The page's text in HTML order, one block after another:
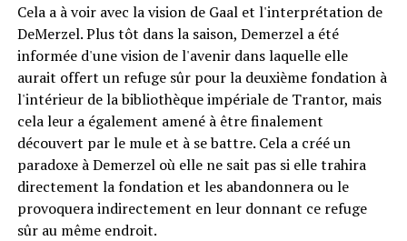
Cela a à voir avec la vision de Gaal et l'interprétation de
DeMerzel. Plus tôt dans la saison, Demerzel a été
informée d'une vision de l'avenir dans laquelle elle
aurait offert un refuge sûr pour la deuxième fondation à
l'intérieur de la bibliothèque impériale de Trantor, mais
cela leur a également amené à être finalement
découvert par le mule et à se battre. Cela a créé un
paradoxe à Demerzel où elle ne sait pas si elle trahira
directement la fondation et les abandonnera ou le
provoquera indirectement en leur donnant ce refuge
sûr au même endroit.